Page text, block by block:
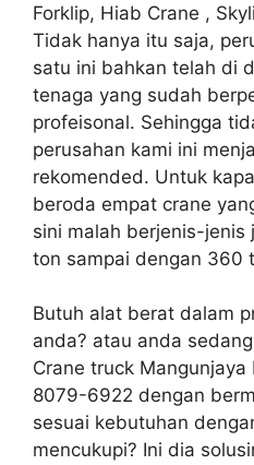
Forklip, Hiab Crane ,
Tidak hanya itu saja,
satu ini bahkan telah di
tenaga yang sudah
profeisonal. Sehingga
perusahan kami ini
rekomended. Untuk
beroda empat crane
sini malah berjenis-jenis
ton sampai dengan 360
Butuh alat berat dalam
anda? atau anda
Crane truck
8079-6922 dengan
sesuai kebutuhan
mencukupi? Ini dia